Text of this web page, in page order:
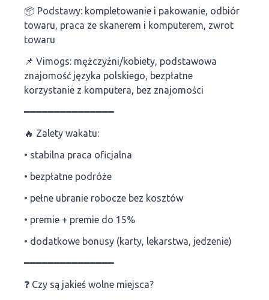
📦 Podstawy: kompletowanie i pakowanie, odbiór
towaru, praca ze skanerem i komputerem, zwrot
towaru
📌 Vimogs: mężczyźni/kobiety, podstawowa
znajomość języka polskiego, bezpłatne
korzystanie z komputera, bez znajomości
━━━━━━━━━━━━━━━
🔥 Zalety wakatu:
• stabilna praca oficjalna
• bezpłatne podróże
• pełne ubranie robocze bez kosztów
• premie + premie do 15%
• dodatkowe bonusy (karty, lekarstwa, jedzenie)
━━━━━━━━━━━━━━━
❓ Czy są jakieś wolne miejsca?